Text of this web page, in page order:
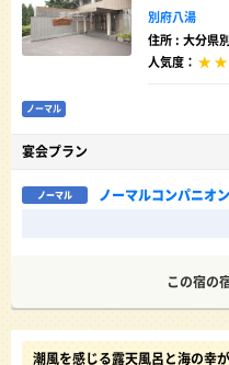
別府八湯
住所 : 大分県
人気度：
ノーマル
宴会プラン
ノーマル
ノーマルコンパニオン
この宿の
潮風を感じる露天風呂と海の幸